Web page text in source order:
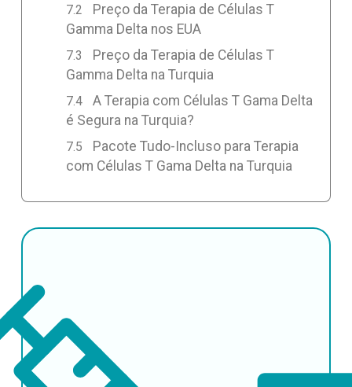
Preço da Terapia de Células T
Gamma Delta nos EUA
Preço da Terapia de Células T
Gamma Delta na Turquia
A Terapia com Células T Gama Delta
é Segura na Turquia?
Pacote Tudo-Incluso para Terapia
com Células T Gama Delta na Turquia